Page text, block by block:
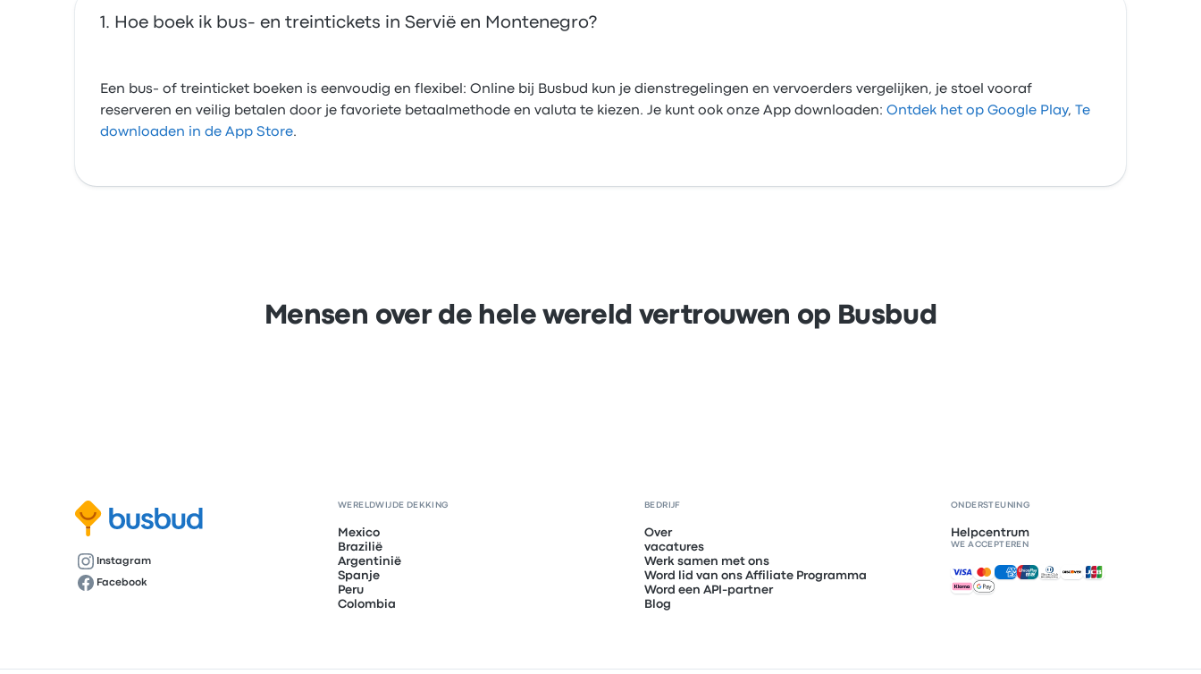
Hoe boek ik bus- en treintickets in Servië en Montenegro?
Een bus- of treinticket boeken is eenvoudig en flexibel: Online bij Busbud kun je dienstregelingen en vervoerders vergelijken, je stoel vooraf
reserveren en veilig betalen door je favoriete betaalmethode en valuta te kiezen. Je kunt ook onze App downloaden: Ontdek het op Google Play,
Te
downloaden in de App Store.
Mensen over de hele wereld vertrouwen op Busbud
Instagram
Facebook
WERELDWIJDE DEKKING
Mexico
Brazilië
Argentinië
Spanje
Peru
Colombia
BEDRIJF
Over
vacatures
Werk samen met ons
Word lid van ons Affiliate Programma
Word een API-partner
Blog
ONDERSTEUNING
Helpcentrum
WE ACCEPTEREN
Geaccepteerde betalingen